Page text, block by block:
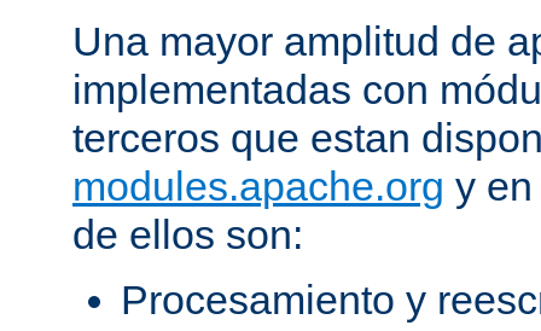
Una mayor amplitud de
implementadas con
terceros que estan
modules.apache.org y
de ellos son:
Procesamiento y